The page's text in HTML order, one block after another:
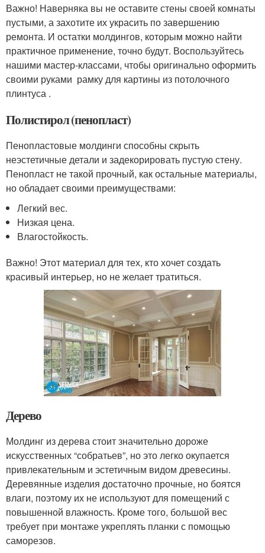
Важно! Наверняка вы не оставите стены своей комнаты
пустыми, а захотите их украсить по завершению
ремонта. И остатки молдингов, которым можно найти
практичное применение, точно будут. Воспользуйтесь
нашими мастер-классами, чтобы оригинально оформить
своими руками рамку для картины из потолочного
плинтуса .
Полистирол (пенопласт)
Пенопластовые молдинги способны скрыть
неэстетичные детали и задекорировать пустую стену.
Пенопласт не такой прочный, как остальные материалы,
но обладает своими преимуществами:
Легкий вес.
Низкая цена.
Влагостойкость.
Важно! Этот материал для тех, кто хочет создать
красивый интерьер, но не желает тратиться.
Дерево
Молдинг из дерева стоит значительно дороже
искусственных “собратьев”, но это легко окупается
привлекательным и эстетичным видом древесины.
Деревянные изделия достаточно прочные, но боятся
влаги, поэтому их не используют для помещений с
повышенной влажность. Кроме того, большой вес
требует при монтаже укреплять планки с помощью
саморезов.